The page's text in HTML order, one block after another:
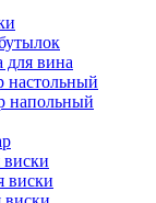
для вина
настольный
напольный
виски
виски